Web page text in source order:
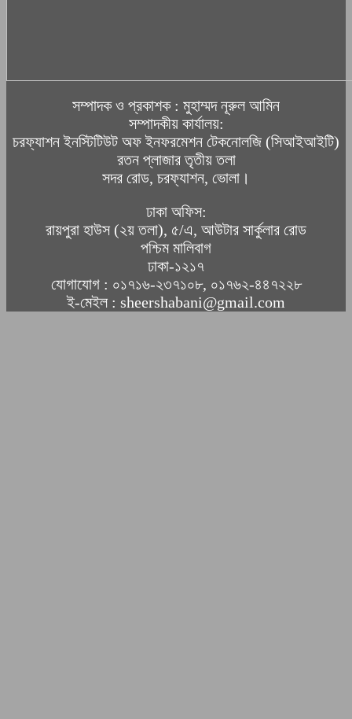
সম্পাদক ও প্রকাশক : মুহাম্মদ নূরুল আমিন
সম্পাদকীয় কার্যালয়:
চরফ্যাশন ইনস্টিটিউট অফ ইনফরমেশন টেকনোলজি (সিআইআইটি)
রতন প্লাজার তৃতীয় তলা
সদর রোড, চরফ্যাশন, ভোলা।
ঢাকা অফিস:
রায়পুরা হাউস (২য় তলা), ৫/এ, আউটার সার্কুলার রোড
পশ্চিম মালিবাগ
ঢাকা-১২১৭
যোগাযোগ : ০১৭১৬-২৩৭১০৮, ০১৭৬২-৪৪৭২২৮
ই-মেইল : sheershabani@gmail.com